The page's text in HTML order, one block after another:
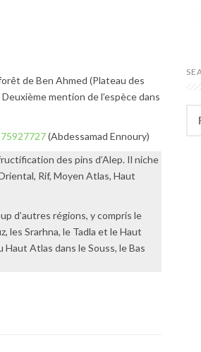
de Ben Ahmed (Plateau des
mention de l’espèce dans
(Abdessamad Ennoury)
des pins d’Alep. Il niche
Rif, Moyen Atlas, Haut
d’autres régions, y compris le
les Srarhna, le Tadla et le Haut
Atlas dans le Souss, le Bas